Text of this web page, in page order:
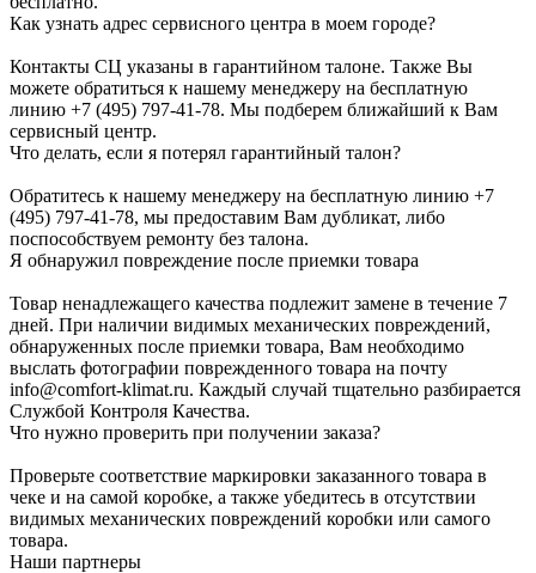
Как узнать адрес сервисного центра в моем городе?
Контакты СЦ указаны в гарантийном талоне. Также Вы
можете обратиться к нашему менеджеру на бесплатную
линию +7 (495) 797-41-78. Мы подберем ближайший к Вам
сервисный центр.
Что делать, если я потерял гарантийный талон?
Обратитесь к нашему менеджеру на бесплатную линию +7
(495) 797-41-78, мы предоставим Вам дубликат, либо
поспособствуем ремонту без талона.
Я обнаружил повреждение после приемки товара
Товар ненадлежащего качества подлежит замене в течение 7
дней. При наличии видимых механических повреждений,
обнаруженных после приемки товара, Вам необходимо
выслать фотографии поврежденного товара на почту
info@comfort-klimat.ru. Каждый случай тщательно разбирается
Службой Контроля Качества.
Что нужно проверить при получении заказа?
Проверьте соответствие маркировки заказанного товара в
чеке и на самой коробке, а также убедитесь в отсутствии
видимых механических повреждений коробки или самого
товара.
Наши партнеры